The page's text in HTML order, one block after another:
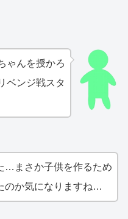
ゃんを授かろ
ベンジ戦スタ
…まさか子供を作るため
のか気になりますね…